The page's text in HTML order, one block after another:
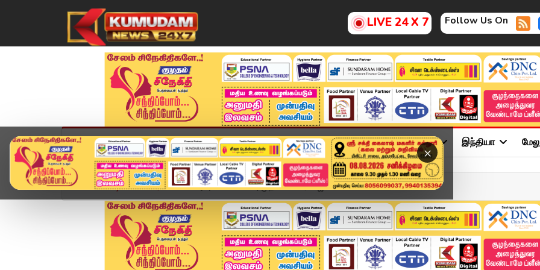
LIVE 24 X 7 Follow Us On
×
முகப்பு விளையாட்டு அண்மை தமிழ்நாடு சினிமா அரசியல் விளையாட்டு இந்தியா
Home வீடியோ ஸ்டோரி CM Vijay Delhi Visit | முதலமைச்சர் விஜய் டெல்லி...